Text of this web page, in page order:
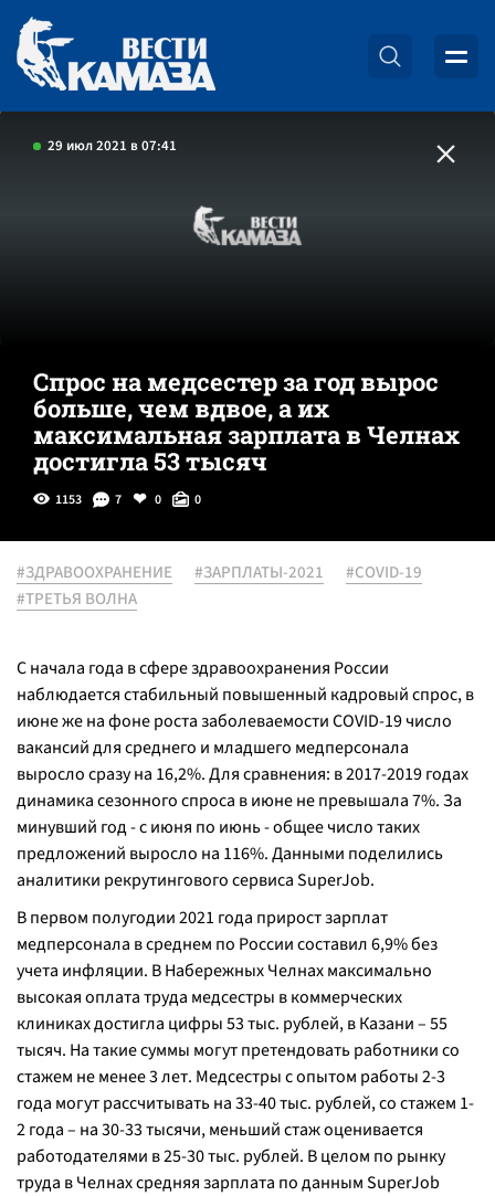
29 июл 2021 в 07:41
Спрос на медсестер за год вырос
больше, чем вдвое, а их
максимальная зарплата в Челнах
достигла 53 тысяч
1153 7 0 0
#ЗДРАВООХРАНЕНИЕ #ЗАРПЛАТЫ-2021
#COVID-19
#ТРЕТЬЯ ВОЛНА
С начала года в сфере здравоохранения России
наблюдается стабильный повышенный кадровый спрос, в
июне же на фоне роста заболеваемости COVID-19 число
вакансий для среднего и младшего медперсонала
выросло сразу на 16,2%. Для сравнения: в 2017-2019 годах
динамика сезонного спроса в июне не превышала 7%. За
минувший год - с июня по июнь - общее число таких
предложений выросло на 116%. Данными поделились
аналитики рекрутингового сервиса SuperJob.
В первом полугодии 2021 года прирост зарплат
медперсонала в среднем по России составил 6,9% без
учета инфляции. В Набережных Челнах максимально
высокая оплата труда медсестры в коммерческих
клиниках достигла цифры 53 тыс. рублей, в Казани – 55
тысяч. На такие суммы могут претендовать работники со
стажем не менее 3 лет. Медсестры с опытом работы 2-3
года могут рассчитывать на 33-40 тыс. рублей, со стажем 1-
2 года – на 30-33 тысячи, меньший стаж оценивается
работодателями в 25-30 тыс. рублей. В целом по рынку
труда в Челнах средняя зарплата по данным SuperJob